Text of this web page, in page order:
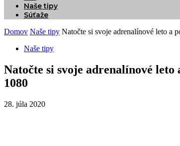
Naše tipy
Súťaže
Domov Naše tipy Natočte si svoje adrenalínové leto a
Naše tipy
Natočte si svoje adrenalínové
1080
28. júla 2020